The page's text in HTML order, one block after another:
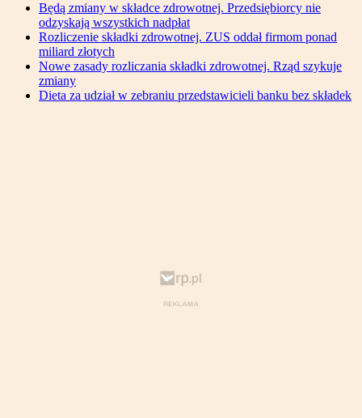
Będą zmiany w składce zdrowotnej. Przedsiębiorcy nie
odzyskają wszystkich nadpłat
Rozliczenie składki zdrowotnej. ZUS oddał firmom ponad
miliard złotych
Nowe zasady rozliczania składki zdrowotnej. Rząd szykuje
zmiany
Dieta za udział w zebraniu przedstawicieli banku bez składek